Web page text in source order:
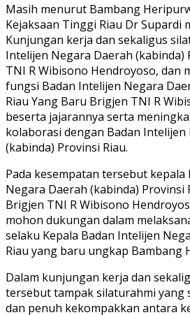
Masih menurut Bambang
Kejaksaan Tinggi Riau Dr Supardi
Kunjungan kerja dan sekaligus
Intelijen Negara Daerah (kabinda)
TNI R Wibisono Hendroyoso, dan
fungsi Badan Intelijen Negara
Riau Yang Baru Brigjen TNI R
beserta jajarannya serta
kolaborasi dengan Badan Intelijen
(kabinda) Provinsi Riau.
Pada kesempatan tersebut kepala
Negara Daerah (kabinda) Provinsi
Brigjen TNI R Wibisono
mohon dukungan dalam
selaku Kepala Badan Intelijen
Riau yang baru ungkap Bambang
Dalam kunjungan kerja dan
tersebut tampak silaturahmi yang
dan penuh kekompakkan antara